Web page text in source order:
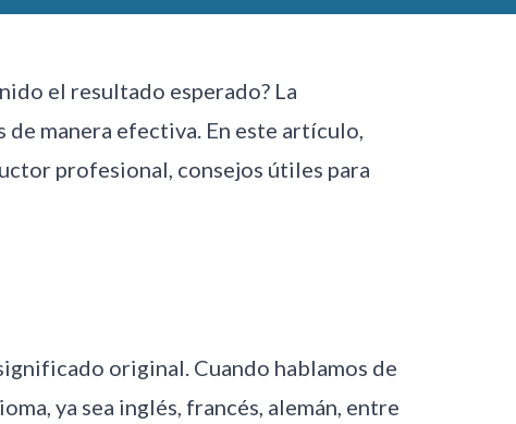
el resultado esperado? La
manera efectiva. En este artículo,
profesional, consejos útiles para
original. Cuando hablamos de
ya sea inglés, francés, alemán, entre